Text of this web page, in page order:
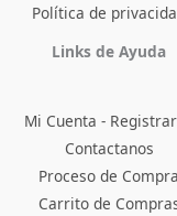
Política de
Links de Ayuda
Mi Cuenta -
Contactanos
Proceso de Compra
Carrito de
Facebook
Instagram
TikTok